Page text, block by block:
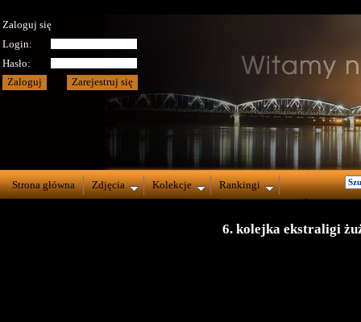
Zaloguj się
Login:
Hasło:
Strona główna Zdjęcia Kolekcje Rankingi
6. kolejka ekstraligi